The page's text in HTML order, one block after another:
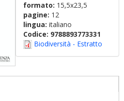
formato: 15,5x23,5
pagine: 12
lingua: italiano
Codice: 9788893773331
Biodiversità - Estratto